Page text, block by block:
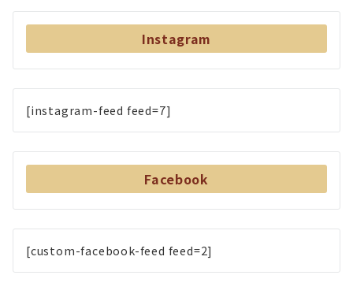
Instagram
[instagram-feed feed=7]
Facebook
[custom-facebook-feed feed=2]